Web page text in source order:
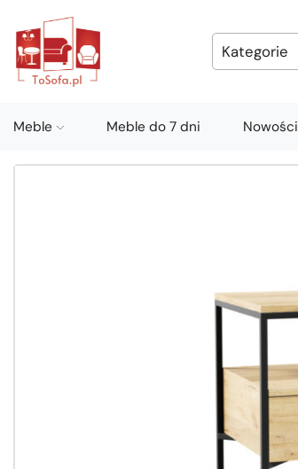
Meble Meble do 7 dni Nowości